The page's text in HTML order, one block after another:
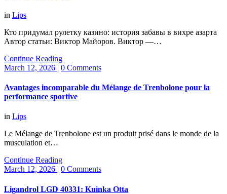
in Lips
Кто придумал рулетку казино: история забавы в вихре азарта
Автор статьи: Виктор Майоров. Виктор —…
Continue Reading
March 12, 2026 | 0 Comments
Avantages incomparable du Mélange de Trenbolone pour la
performance sportive
in Lips
Le Mélange de Trenbolone est un produit prisé dans le monde de la
musculation et…
Continue Reading
March 12, 2026 | 0 Comments
Ligandrol LGD 40331: Kuinka Otta